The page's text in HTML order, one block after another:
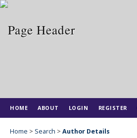
HOME ABOUT LOGIN REGISTER
Home > Search > Author Details